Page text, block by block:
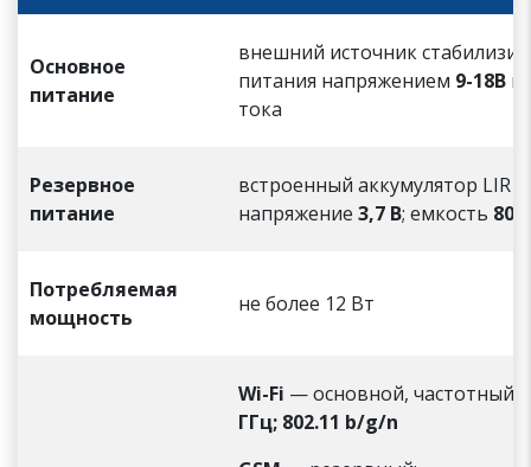
Основное
питание
внешний источник
питания напряжением 9-18В
тока
Резервное
питание
встроенный аккумулятор LIR
напряжение 3,7 В; емкость
Потребляемая
мощность
не более 12 Вт
Wi-Fi — основной, частотный
ГГц; 802.11 b/g/n